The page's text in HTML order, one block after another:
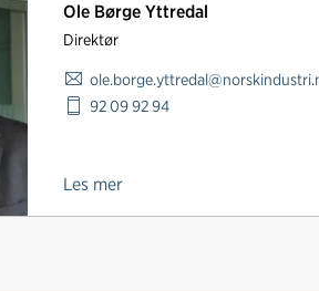
Ole Børge Yttredal
Direktør
92 09 92 94
Les mer